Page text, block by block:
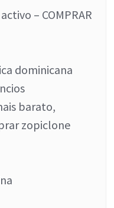
– COMPRAR
dominicana
barato,
zopiclone